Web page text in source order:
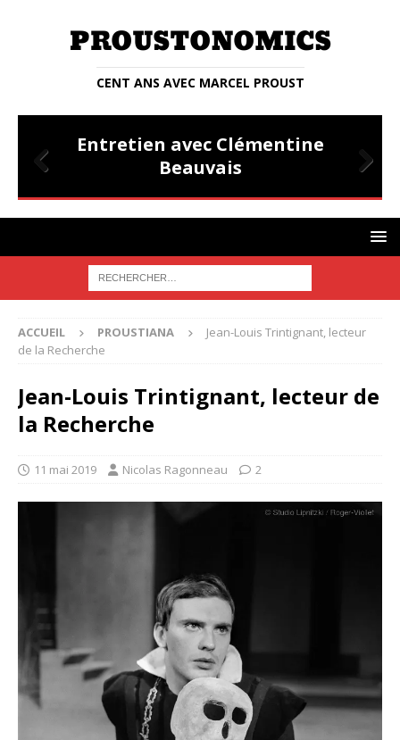
CENT ANS AVEC MARCEL PROUST
Entretien avec Clémentine
Beauvais
ious
t
ACCUEIL PROUSTIANA
Jean-Louis Trintignant, lecteur
de la Recherche
Jean-Louis Trintignant, lecteur de
la Recherche
11 mai 2019 Nicolas Ragonneau 2